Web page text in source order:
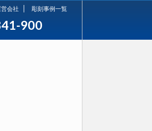
会社 彫刻事例一覧
900